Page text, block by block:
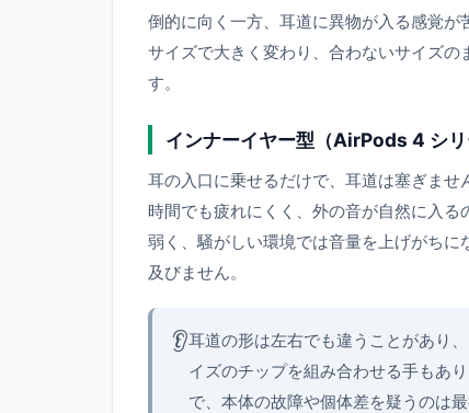
倒的に向く一方、耳道に異物が入る感覚
サイズで大きく変わり、合わないサイズ
す。
インナーイヤー型（AirPods 4 シリ
耳の入口に乗せるだけで、耳道は塞ぎま
時間でも疲れにくく、外の音が自然に入
弱く、騒がしい環境では音量を上げがち
及びません。
👂耳道の形は左右でも違うことがあり
イズのチップを組み合わせる手もあ
で、本体の故障や個体差を疑うのは最